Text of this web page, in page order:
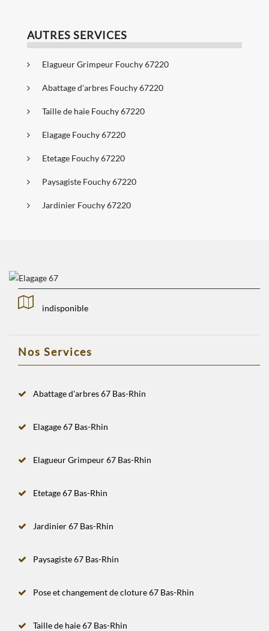
AUTRES SERVICES
Elagueur Grimpeur Fouchy 67220
Abattage d'arbres Fouchy 67220
Taille de haie Fouchy 67220
Elagage Fouchy 67220
Etetage Fouchy 67220
Paysagiste Fouchy 67220
Jardinier Fouchy 67220
indisponible
Nos Services
Abattage d'arbres 67 Bas-Rhin
Elagage 67 Bas-Rhin
Elagueur Grimpeur 67 Bas-Rhin
Etetage 67 Bas-Rhin
Jardinier 67 Bas-Rhin
Paysagiste 67 Bas-Rhin
Pose et changement de cloture 67 Bas-Rhin
Taille de haie 67 Bas-Rhin